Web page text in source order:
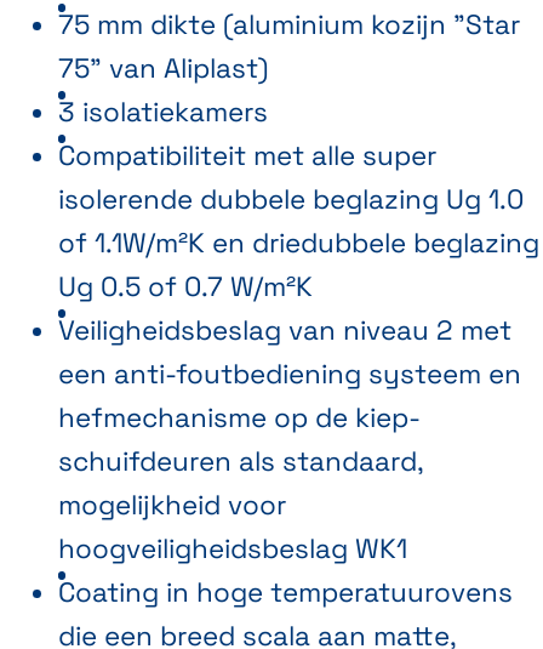
75 mm dikte (aluminium kozijn "Star
75" van Aliplast)
3 isolatiekamers
Compatibiliteit met alle super
isolerende dubbele beglazing Ug 1.0
of 1.1W/m²K en driedubbele beglazing
Ug 0.5 of 0.7 W/m²K
Veiligheidsbeslag van niveau 2 met
een anti-foutbediening systeem en
hefmechanisme op de kiep-
schuifdeuren als standaard,
mogelijkheid voor
hoogveiligheidsbeslag WK1
Coating in hoge temperatuurovens
die een breed scala aan matte,